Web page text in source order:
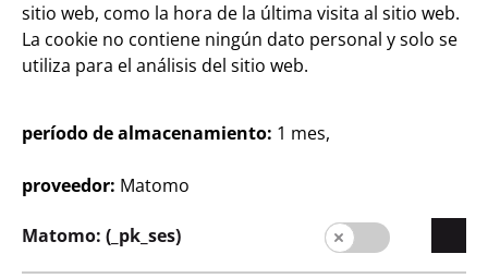
España / Castellano
Información al cliente
sitio web, como la hora de la última visita al sitio web.
La cookie no contiene ningún dato personal y solo se
utiliza para el análisis del sitio web.
período de almacenamiento: 1 mes,
proveedor: Matomo
Matomo: (_pk_ses)